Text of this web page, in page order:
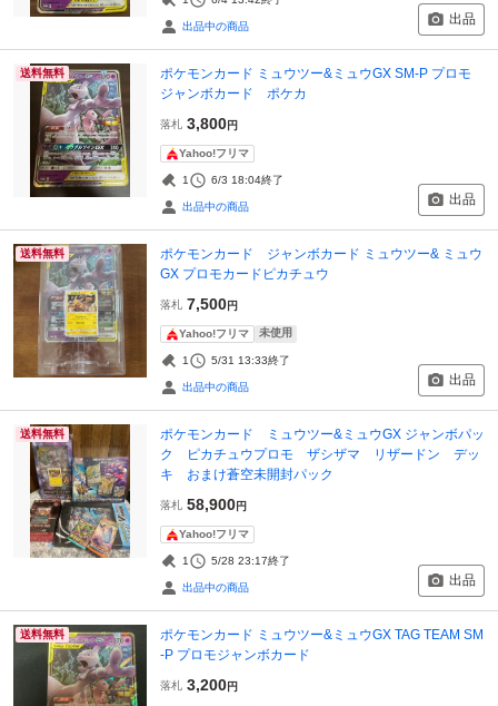
出品中の商品 出品
送料無料
ポケモンカード ミュウツー&ミュウGX SM-P プロモ
ジャンボカード ポケカ
落札 3,800円
Yahoo!フリマ
1 6/3 18:04終了
出品中の商品 出品
送料無料
ポケモンカード ジャンボカード ミュウツー& ミュウ
GX プロモカードピカチュウ
落札 7,500円
Yahoo!フリマ 未使用
1 5/31 13:33終了
出品中の商品 出品
送料無料
ポケモンカード ミュウツー&ミュウGX ジャンボパッ
ク ピカチュウプロモ ザシザマ リザードン デッ
キ おまけ蒼空未開封パック
落札 58,900円
Yahoo!フリマ
1 5/28 23:17終了
出品中の商品 出品
送料無料
ポケモンカード ミュウツー&ミュウGX TAG TEAM SM
-P プロモジャンボカード
落札 3,200円